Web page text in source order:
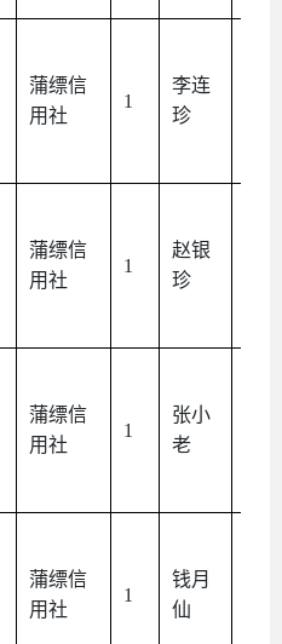
蒲缥信
用社
1
李连
珍
蒲缥信
用社
1
赵银
珍
蒲缥信
用社
1
张小
老
蒲缥信
用社
1
钱月
仙